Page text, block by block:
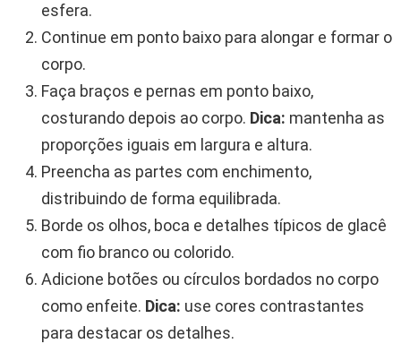
esfera.
Continue em ponto baixo para alongar e formar o
corpo.
Faça braços e pernas em ponto baixo,
costurando depois ao corpo. Dica: mantenha as
proporções iguais em largura e altura.
Preencha as partes com enchimento,
distribuindo de forma equilibrada.
Borde os olhos, boca e detalhes típicos de glacê
com fio branco ou colorido.
Adicione botões ou círculos bordados no corpo
como enfeite. Dica: use cores contrastantes
para destacar os detalhes.